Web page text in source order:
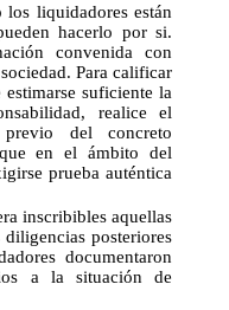
están
hacerlo por si.
convenida con
Para calificar
suficiente la
realice el
del concreto
en el ámbito del
prueba auténtica
aquellas
posteriores
documentaron
a la situación de